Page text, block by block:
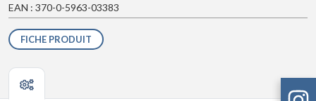
EAN : 370-0-5963-03383
FICHE PRODUIT